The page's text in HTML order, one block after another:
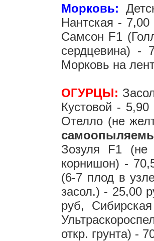
Морковь:
Нантская -
Самсон F1
сердцевина) -
Морковь на
ОГУРЦЫ:
Кустовой -
Отелло (не
Зозуля F1
корнишон) -
(6-7 плод в
засол.) - 25,00
руб,
откр. грунта) -